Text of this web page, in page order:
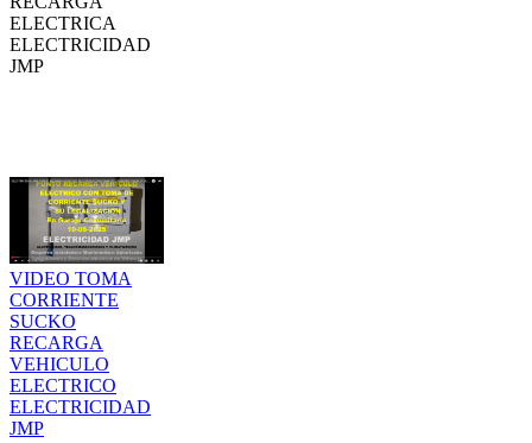
ELECTRICA
ELECTRICIDAD
JMP
VIDEO TOMA
CORRIENTE
SUCKO
RECARGA
VEHICULO
ELECTRICO
ELECTRICIDAD
JMP